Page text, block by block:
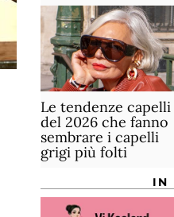
Le tendenze capelli
del 2026 che fanno
sembrare i capelli
grigi più folti
IN